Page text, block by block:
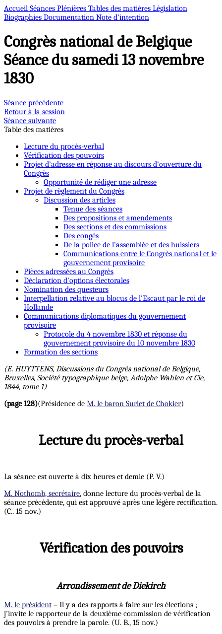
Accueil Séances Plénières Tables des matières Législation
Biographies Documentation Note d’intention
Congrès national de Belgique
Séance du samedi 13 novembre
1830
Séance précédente
Retour à la session
Séance suivante
Table des matières
Lecture du procès-verbal
Vérification des pouvoirs
Projet d'adresse en réponse au discours d'ouverture du
Congrès
Opportunité de rédiger une adresse
Projet de règlement du Congrès
Discussion des articles
Tenue des séances
Des propositions et amendements
Des sections et des commissions
Des congés
De la police de l'assemblée et des huissiers
Communications entre le Congrès national et le
gouvernement provisoire
Pièces adressées au Congrès
Déclaration d'options électorales
Nomination des questeurs
Interpellation relative au blocus de l'Escaut par le roi de
Hollande
Communications diplomatiques du gouvernement
provisoire
Protocole du 4 novembre 1830 et réponse du
gouvernement provisoire du 10 novembre 1830
Formation des sections
(E. HUYTTENS, Discussions du Congrès national de Belgique,
Bruxelles, Société typographique belge, Adolphe Wahlen et Cie,
1844, tome 1)
(page 128)(Présidence de M. le baron Surlet de Chokier)
Lecture du procès-verbal
La séance est ouverte à dix heures et demie (P. V.)
M. Nothomb, secrétaire, donne lecture du procès-verbal de la
séance précédente, qui est approuvé après une légère rectification.
(C.. 15 nov.)
Vérification des pouvoirs
Arrondissement de Diekirch
M. le président – Il y a des rapports à faire sur les élections ;
j'invite le rapporteur de la deuxième commission de vérification
des pouvoirs à prendre la parole. (U. B., 15 nov.)